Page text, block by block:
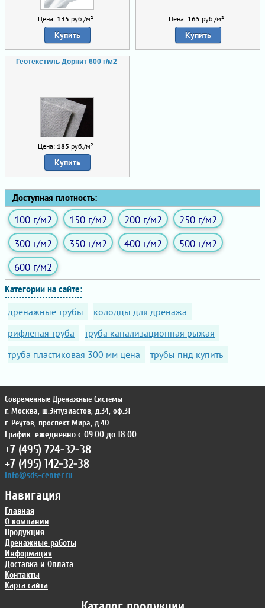
Цена: 135 руб./м²
Купить
Цена: 165 руб./м²
Купить
Геотекстиль Дорнит 600 г/м2
Цена: 185 руб./м²
Купить
Доступная плотность:
100 г/м2 150 г/м2 200 г/м2
250 г/м2
300 г/м2
350 г/м2 400 г/м2
500 г/м2
600 г/м2
Категории на сайте:
дренажные трубы
колодцы для дренажа
рифленая труба
труба канализационная рыжая
труба пластиковая 300 мм цена
трубы пнд купить
Навигация
Главная
О компании
Продукция
Дренажные работы
Информация
Доставка и Оплата
Контакты
Карта сайта
Современные Дренажные Системы
г. Москва, ш.Энтузиастов, д.34, оф.31
г. Реутов, проспект Мира, д.40
График: ежедневно с 09:00 до 18:00
+7 (495) 724-32-38
+7 (495) 142-32-38
info@sds-center.ru